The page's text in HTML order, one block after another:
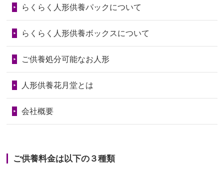
2026/06/28老後のことを考え体力のあるうちに身
2026/06/28人形たちに これまで本当にありがとう
天...
2026/06/24今は亡き両親が孫（私の子供）の初節
句に贈って...
が伸びた時...
第71回人形供養祭令和6年8月1日(木)
第70回人形供養祭令和6年6月21日(金)
第68回人形供養祭令和6年3月22日(金)
第65回人形供養祭令和5年11月09日(木)
らくらく人形供養パックについて
らくらく人形供養ボックスについて
ご供養処分可能なお人形
人形供養花月堂とは
会社概要
ご供養料金は以下の３種類